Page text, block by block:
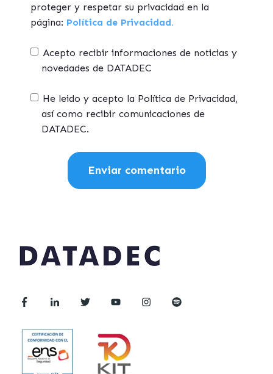
proteger y respetar su privacidad en la
página: Política de Privacidad.
Acepto recibir informaciones de noticias y
novedades de DATADEC
He leido y acepto la Política de Privacidad,
así como recibir comunicaciones de
DATADEC.